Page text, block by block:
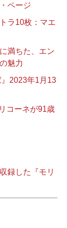
ページ
ラ10枚：マエ
満ちた、エン
魅力
2023年1月13
コーネが91歳
録した『モリ